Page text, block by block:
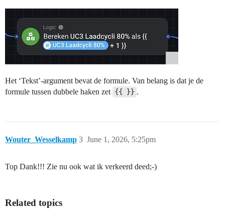
Het ‘Tekst’-argument bevat de formule. Van belang is dat je de
formule tussen dubbele haken zet {{ }} .
Wouter_Wesselkamp June 1, 2026, 5:25pm
3
Top Dank!!! Zie nu ook wat ik verkeerd deed;-)
Related topics